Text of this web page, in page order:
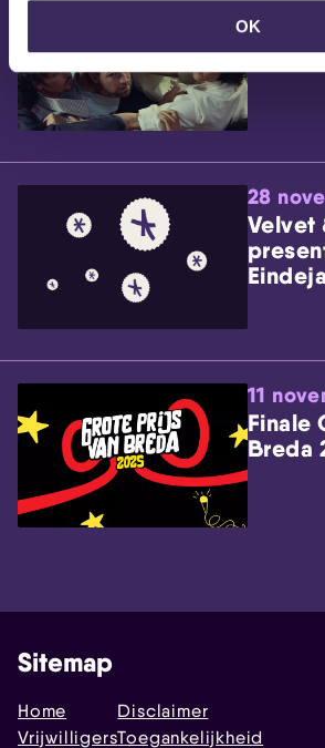
OK
28
Velvet
11
Finale
Breda
Sitemap
Home
Vrijwilligers
Disclaimer
Toegankelijkheid